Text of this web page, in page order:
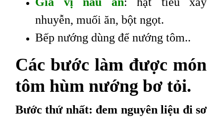
nhuyễn, muối ăn, bột ngọt.
Bếp nướng dùng để nướng tôm..
Các bước làm được món
tôm hùm nướng bơ tỏi.
Bước thứ nhất: đem nguyên liệu đi sơ